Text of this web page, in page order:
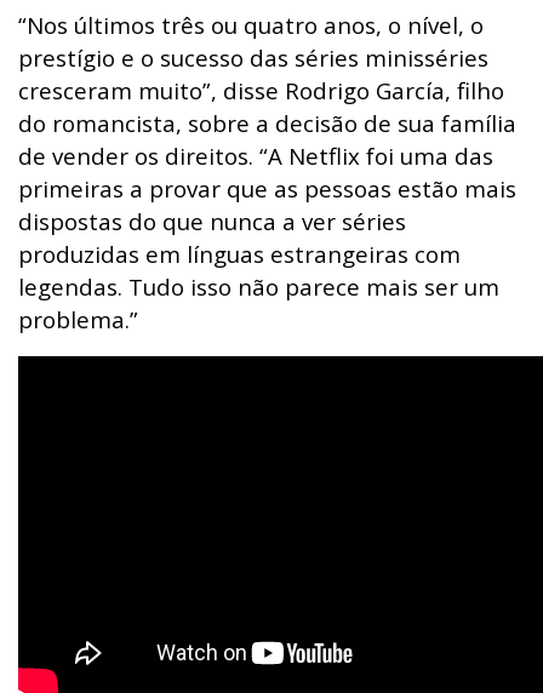
“Nos últimos três ou quatro anos, o nível, o
prestígio e o sucesso das séries minisséries
cresceram muito”, disse Rodrigo García, filho
do romancista, sobre a decisão de sua família
de vender os direitos. “A Netflix foi uma das
primeiras a provar que as pessoas estão mais
dispostas do que nunca a ver séries
produzidas em línguas estrangeiras com
legendas. Tudo isso não parece mais ser um
problema.”